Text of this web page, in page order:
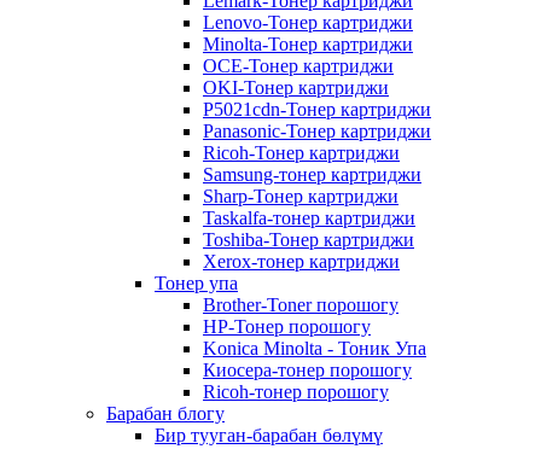
Lenovo-Тонер картриджи
Minolta-Тонер картриджи
OCE-Тонер картриджи
OKI-Тонер картриджи
P5021cdn-Тонер картриджи
Panasonic-Тонер картриджи
Ricoh-Тонер картриджи
Samsung-тонер картриджи
Sharp-Тонер картриджи
Taskalfa-тонер картриджи
Toshiba-Тонер картриджи
Xerox-тонер картриджи
Тонер упа
Brother-Toner порошогу
HP-Тонер порошогу
Konica Minolta - Тоник Упа
Киосера-тонер порошогу
Ricoh-тонер порошогу
Барабан блогу
Бир тууган-барабан бөлүмү